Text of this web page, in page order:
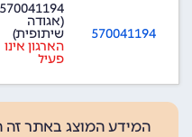
570041194
570041194
(אגודה
שיתופית)
הארגון אינו
פעיל
המידע המוצג באתר זה